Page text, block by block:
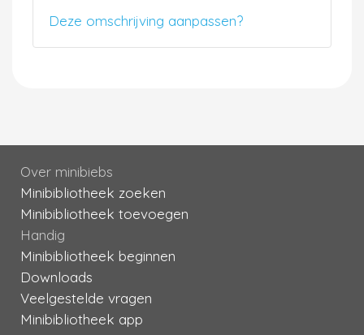
Deze omschrijving aanpassen?
Over minibiebs
Minibibliotheek zoeken
Minibibliotheek toevoegen
Handig
Minibibliotheek beginnen
Downloads
Veelgestelde vragen
Minibibliotheek app